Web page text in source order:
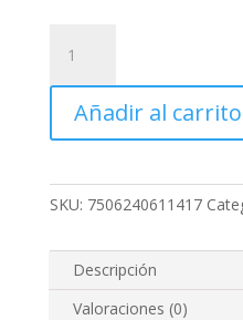
REGADERA
DE
PLATO
ANCHO
8"
cantidad
Añadir al carrito
SKU: 7506240611417
Descripción
Valoraciones (0)